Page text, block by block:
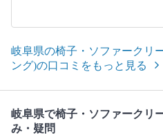
岐阜県の椅子・ソファークリ
ング)の口コミをもっと見る
岐阜県で椅子・ソファークリ
み・疑問